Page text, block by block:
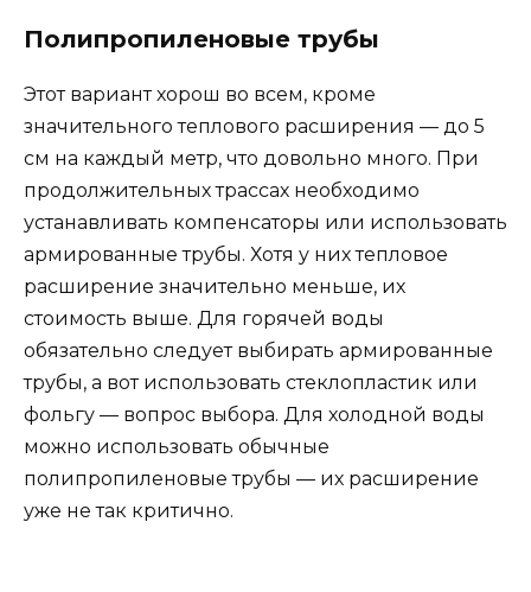
Полипропиленовые трубы
Этот вариант хорош во всем, кроме
значительного теплового расширения — до 5
см на каждый метр, что довольно много. При
продолжительных трассах необходимо
устанавливать компенсаторы или использовать
армированные трубы. Хотя у них тепловое
расширение значительно меньше, их
стоимость выше. Для горячей воды
обязательно следует выбирать армированные
трубы, а вот использовать стеклопластик или
фольгу — вопрос выбора. Для холодной воды
можно использовать обычные
полипропиленовые трубы — их расширение
уже не так критично.